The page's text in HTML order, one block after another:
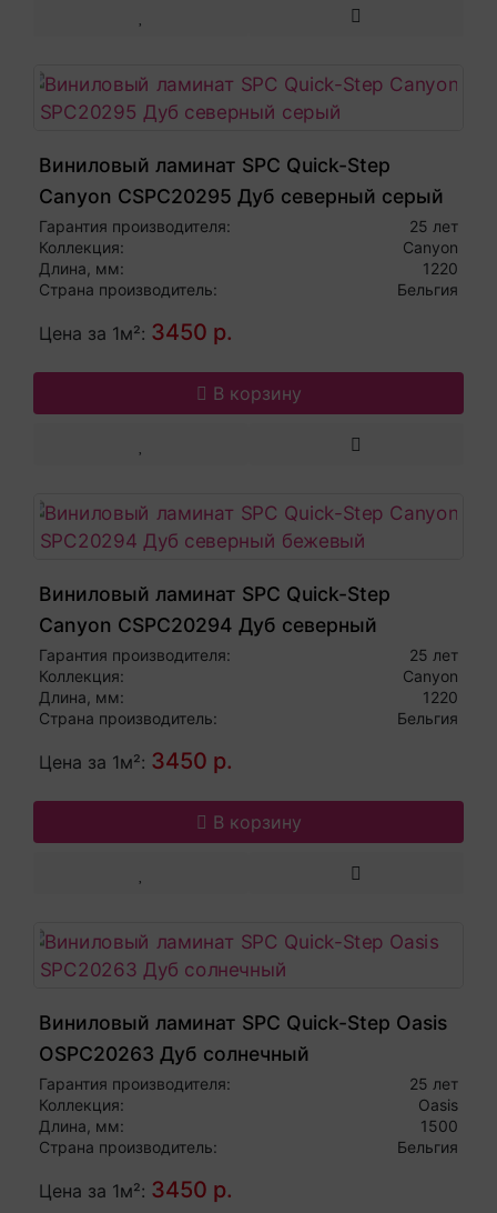
Виниловый ламинат SPC Quick-Step
Canyon CSPC20295 Дуб северный серый
Гарантия производителя:
25 лет
Коллекция:
Canyon
Длина, мм:
1220
Страна производитель:
Бельгия
Цена за 1м²: 3450 р.
В корзину
Виниловый ламинат SPC Quick-Step
Canyon CSPC20294 Дуб северный
бежевый
Гарантия производителя:
25 лет
Коллекция:
Canyon
Длина, мм:
1220
Страна производитель:
Бельгия
Цена за 1м²: 3450 р.
В корзину
Виниловый ламинат SPC Quick-Step Oasis
OSPC20263 Дуб солнечный
Гарантия производителя:
25 лет
Коллекция:
Oasis
Длина, мм:
1500
Страна производитель:
Бельгия
Цена за 1м²: 3450 р.